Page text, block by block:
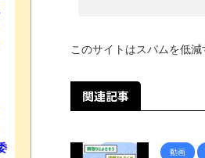
このサイトはスパムを低
関連記事
動画